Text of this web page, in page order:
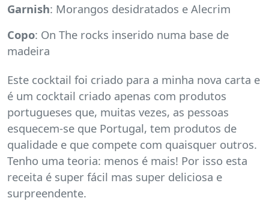
Garnish: Morangos desidratados e Alecrim
Copo: On The rocks inserido numa base de
madeira
Este cocktail foi criado para a minha nova carta e
é um cocktail criado apenas com produtos
portugueses que, muitas vezes, as pessoas
esquecem-se que Portugal, tem produtos de
qualidade e que compete com quaisquer outros.
Tenho uma teoria: menos é mais! Por isso esta
receita é super fácil mas super deliciosa e
surpreendente.